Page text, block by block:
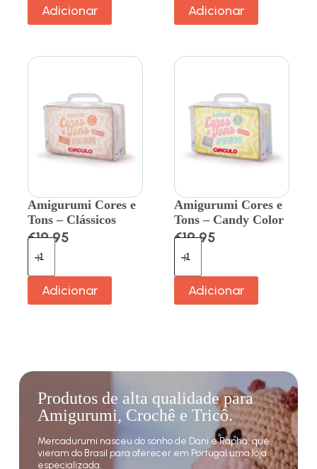
Adicionar Adicionar
Amigurumi Cores e
Tons – Clássicos
€19.95
Adicionar
Amigurumi Cores e
Tons – Candy Color
€19.95
Adicionar
Produtos de alta qualidade para
Amigurumi, Crochê e Tricô.
Mercadurumi nasceu do sonho de Dani e Rapha, que
vieram do Brasil para oferecer em Portugal uma loja
especializada.